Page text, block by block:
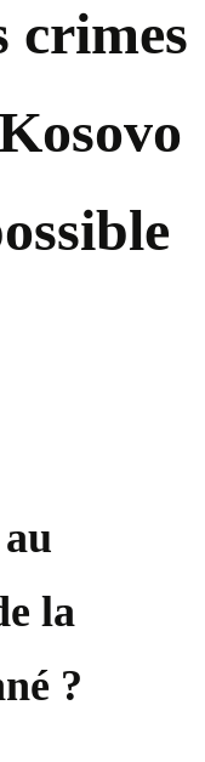
crimes
la
?